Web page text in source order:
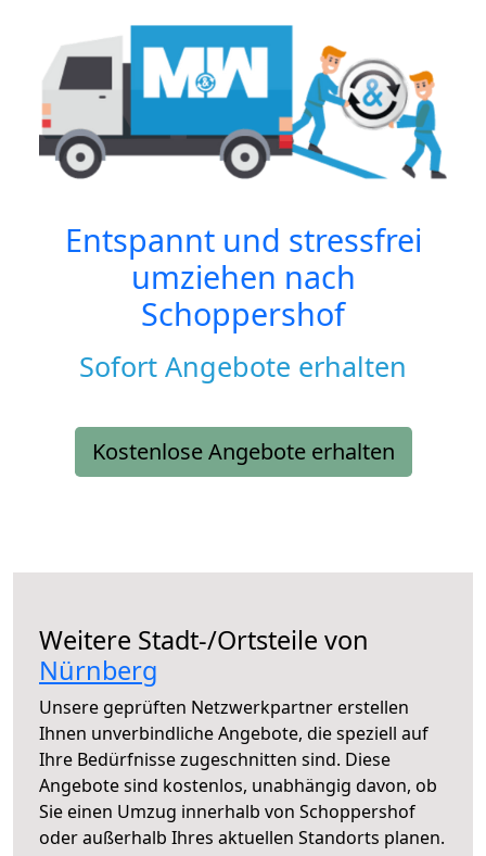
Entspannt und stressfrei
umziehen nach
Schoppershof
Sofort Angebote erhalten
Kostenlose Angebote erhalten
Weitere Stadt-/Ortsteile von
Nürnberg
Unsere geprüften Netzwerkpartner erstellen
Ihnen unverbindliche Angebote, die speziell auf
Ihre Bedürfnisse zugeschnitten sind. Diese
Angebote sind kostenlos, unabhängig davon, ob
Sie einen Umzug innerhalb von Schoppershof
oder außerhalb Ihres aktuellen Standorts planen.